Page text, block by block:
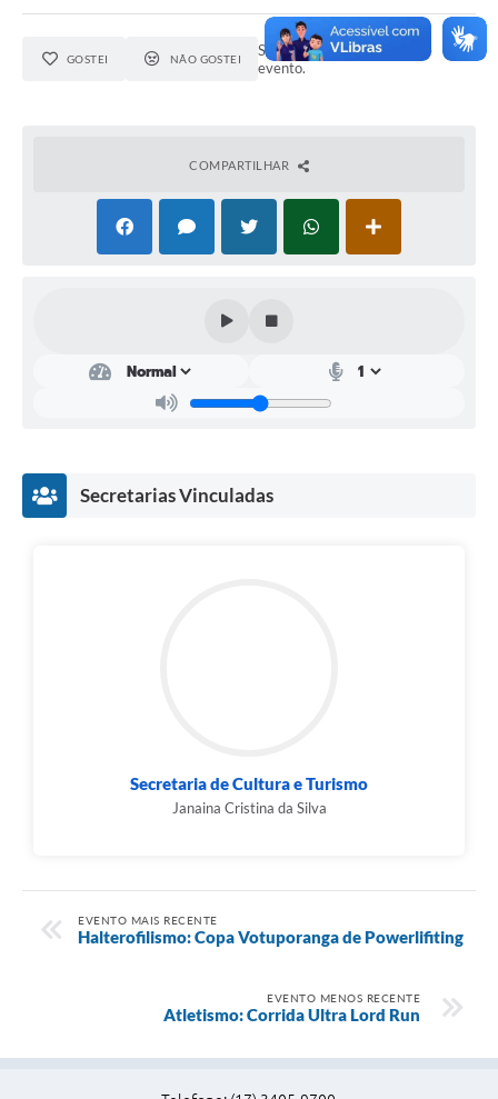
GOSTEI NÃO GOSTEI
Seja o primeiro a curtir este
evento.
COMPARTILHAR
Secretarias Vinculadas
Secretaria de Cultura e Turismo
Janaina Cristina da Silva
EVENTO MAIS RECENTE
Halterofilismo: Copa Votuporanga de Powerlifiting
EVENTO MENOS RECENTE
Atletismo: Corrida Ultra Lord Run